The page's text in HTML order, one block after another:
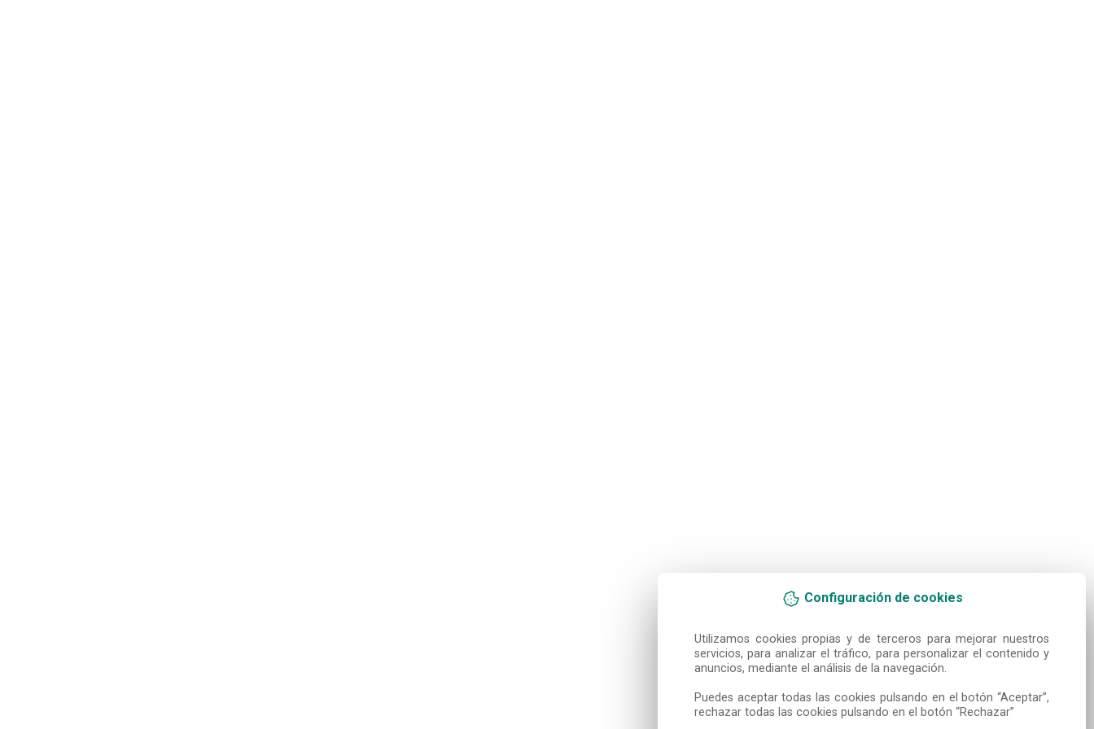
Configuración de cookies
Utilizamos cookies propias y de terceros para mejorar nuestros
servicios, para analizar el tráfico, para personalizar el contenido y
anuncios, mediante el análisis de la navegación.
Puedes aceptar todas las cookies pulsando en el botón “Aceptar”,
rechazar todas las cookies pulsando en el botón “Rechazar”